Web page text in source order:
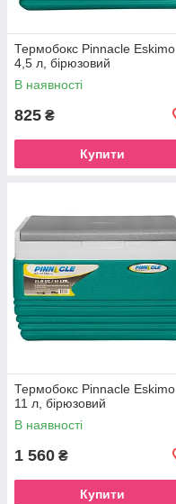
Термобокс Pinnacle Eskimo
4,5 л, бірюзовий
В наявності
825 ₴
Купити
Термобокс Pinnacle Eskimo
11 л, бірюзовий
В наявності
1 560 ₴
Купити